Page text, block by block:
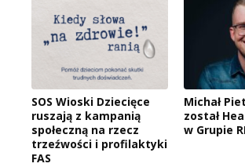
SOS Wioski Dziecięce
ruszają z kampanią
społeczną na rzecz
trzeźwości i profilaktyki
FAS
Michał
został
w Grupie